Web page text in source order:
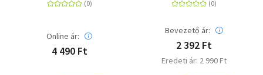
Online ár:
4 490 Ft
Bevezető ár:
2 392 Ft
Eredeti ár: 2 990 Ft